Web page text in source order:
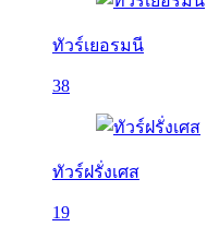
ทัวร์เยอรมนี
38
ทัวร์ฝรั่งเศส
19